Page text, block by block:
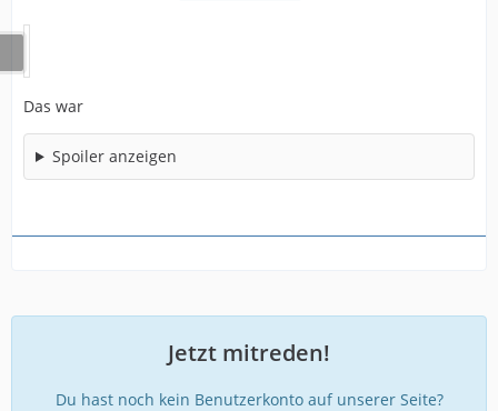
Das war
Spoiler anzeigen
Jetzt mitreden!
Du hast noch kein Benutzerkonto auf unserer Seite?